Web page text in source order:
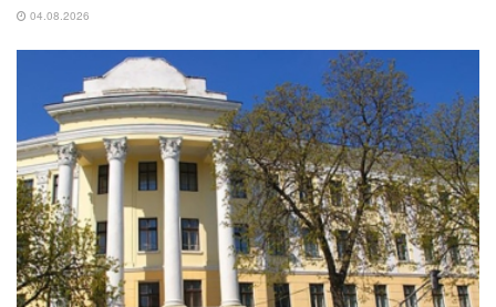
04.08.2026